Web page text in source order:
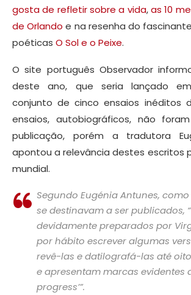
gosta de refletir sobre a vida,as 10
de Orlando e na resenha do
poéticas O Sol e o Peixe.
O site português Observador
deste ano, que seria lançado
conjunto de cinco ensaios inéditos
ensaios, autobiográficos, não
publicação, porém a tradutora
apontou a relevância destes escritos
mundial.
Segundo Eugénia Antunes,
se destinavam a ser publicados,
devidamente preparados por
por hábito escrever algumas
revê-las e datilografá-las até
e apresentam marcas evidentes
progress’”.